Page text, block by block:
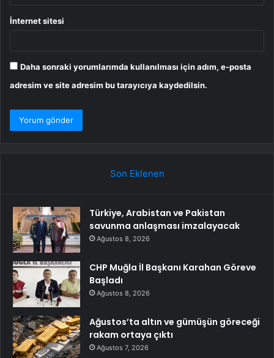
İnternet sitesi
Daha sonraki yorumlarımda kullanılması için adım, e-posta
adresim ve site adresim bu tarayıcıya kaydedilsin.
Son Eklenen
Türkiye, Arabistan ve Pakistan
savunma anlaşması imzalayacak
Ağustos 8, 2026
CHP Muğla İl Başkanı Karahan Göreve
Başladı
Ağustos 8, 2026
Ağustos’ta altın ve gümüşün göreceği
rakam ortaya çıktı
Ağustos 7, 2026